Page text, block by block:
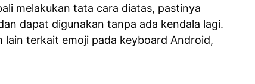
melakukan tata cara diatas, pastinya
dapat digunakan tanpa ada kendala lagi.
lain terkait emoji pada keyboard Android,